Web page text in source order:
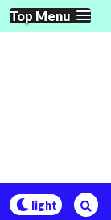
Skip
to
Top Menu